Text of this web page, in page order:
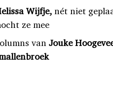
Wijfje,nét niet
ze mee
vanJouke